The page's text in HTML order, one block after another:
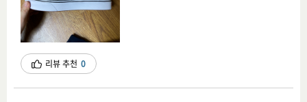
리뷰 추천 0